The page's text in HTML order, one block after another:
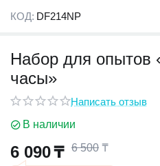
КОД: DF214NP
Набор для опытов
часы»
Написать отзыв
В наличии
6 090₸ 6 500 ₸